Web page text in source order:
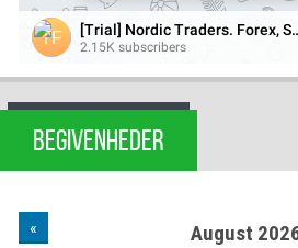
BEGIVENHEDER
« August